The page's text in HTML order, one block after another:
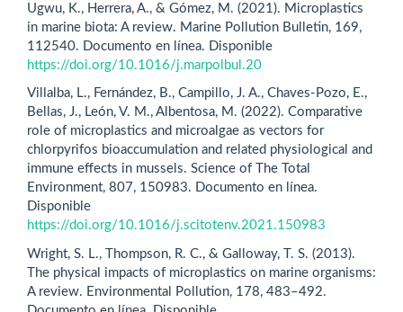
Ugwu, K., Herrera, A., & Gómez, M. (2021). Microplastics
in marine biota: A review. Marine Pollution Bulletin, 169,
112540. Documento en línea. Disponible
https://doi.org/10.1016/j.marpolbul.20
Villalba, L., Fernández, B., Campillo, J. A., Chaves-Pozo, E.,
Bellas, J., León, V. M., Albentosa, M. (2022). Comparative
role of microplastics and microalgae as vectors for
chlorpyrifos bioaccumulation and related physiological and
immune effects in mussels. Science of The Total
Environment, 807, 150983. Documento en línea.
Disponible
https://doi.org/10.1016/j.scitotenv.2021.150983
Wright, S. L., Thompson, R. C., & Galloway, T. S. (2013).
The physical impacts of microplastics on marine organisms:
A review. Environmental Pollution, 178, 483–492.